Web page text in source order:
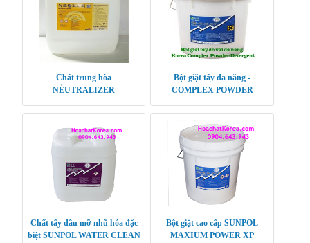
Chất trung hòa
NẺUTRALIZER
Bột giặt tẩy đa năng -
COMPLEX POWDER
Chất tẩy dầu mỡ nhũ hóa đặc
biệt SUNPOL WATER CLEAN
Bột giặt cao cấp SUNPOL
MAXIUM POWER XP